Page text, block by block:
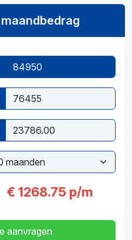
€ 1268.75 p/m
aanvragen